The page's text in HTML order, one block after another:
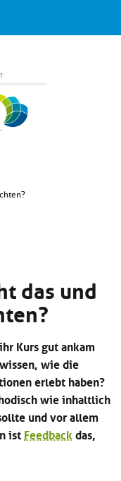
das und
Kurs gut ankam
wie die
erlebt haben?
wie inhaltlich
und vor allem
istFeedbackdas,